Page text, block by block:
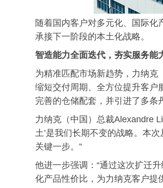
随着国内客户对多元化、国际
承接下一阶段的本土化战略。
智造能力全面迭代，夯实服务能
为精准匹配市场新趋势，力纳克
缩短交付周期、全方位提升客户
完善的仓储配套，并引进了多条
力纳克（中国）总裁Alexandre
土’是我们长期不变的战略。本
关键一步。”
他进一步强调：“通过这次扩迁
化产品性价比，为力纳克客户提